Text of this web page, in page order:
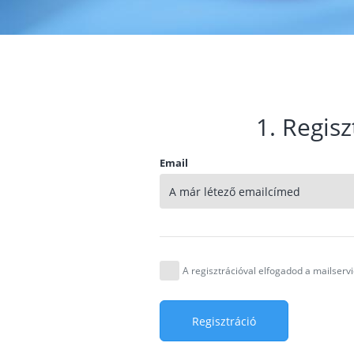
1.
Email
A regisztrációval elfogadod a
Regisztráció